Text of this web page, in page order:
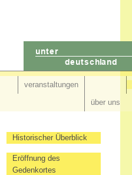
veranstaltungen
über uns
Historischer Überblick
Eröffnung des
Gedenkortes